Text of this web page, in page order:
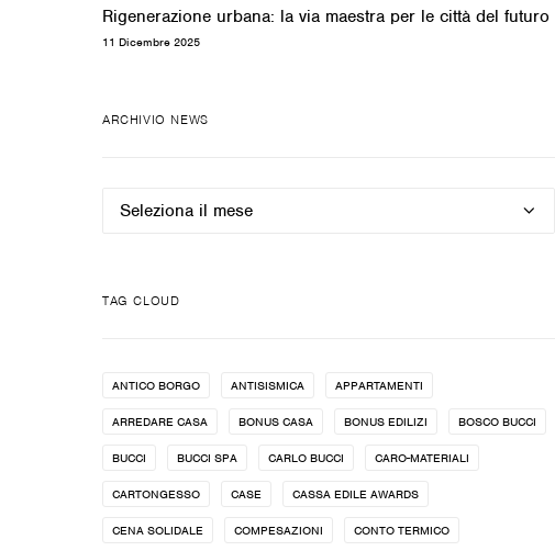
Rigenerazione urbana: la via maestra per le città del futuro
11 Dicembre 2025
ARCHIVIO NEWS
Archivio
TAG CLOUD
ANTICO BORGO ANTISISMICA APPARTAMENTI
ARREDARE CASA BONUS CASA BONUS EDILIZI BOSCO BUCCI
BUCCI BUCCI SPA CARLO BUCCI CARO-MATERIALI
CARTONGESSO CASE CASSA EDILE AWARDS
CENA SOLIDALE COMPESAZIONI CONTO TERMICO